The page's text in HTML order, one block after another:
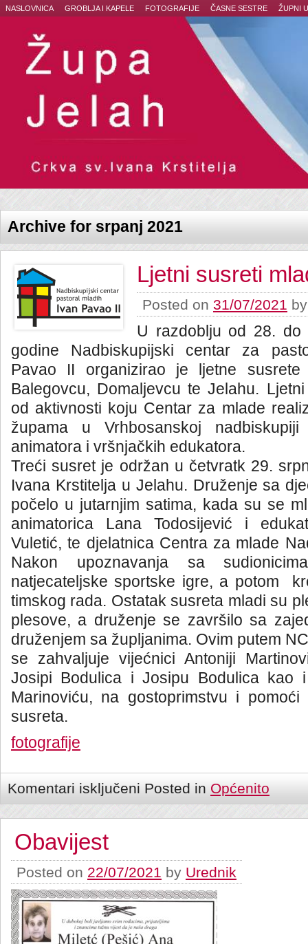
NASLOVNICA GROBLJA I KAPELE FOTOGRAFIJE ČASNE SESTRE ŽUPNI
Archive for srpanj 2021
Ljetni susreti
Posted on 31/07/2021
U razdoblju od 28. do
godine Nadbiskupijski centar za
Pavao II organizirao je ljetne
Balegovcu, Domaljevcu te Jelahu.
od aktivnosti koju Centar za mlade
župama u Vrhbosanskoj
animatora i vršnjačkih edukatora.
Treći susret je održan u četvratk 29.
Ivana Krstitelja u Jelahu. Druženje sa
počelo u jutarnjim satima, kada su se
animatorica Lana Todosijević i
Vuletić, te djelatnica Centra za mlade
Nakon upoznavanja sa
natjecateljske sportske igre, a potom
timskog rada. Ostatak susreta mladi su
plesove, a druženje se završilo sa
druženjem sa župljanima. Ovim putem
se zahvaljuje vijećnici Antoniji
Josipi Bodulica i Josipu Bodulica kao
Marinoviću, na gostoprimstvu i pomoći
susreta.
fotografije
Komentari isključeni Posted in Općenito
Obavijest
Posted on 22/07/2021 by Urednik